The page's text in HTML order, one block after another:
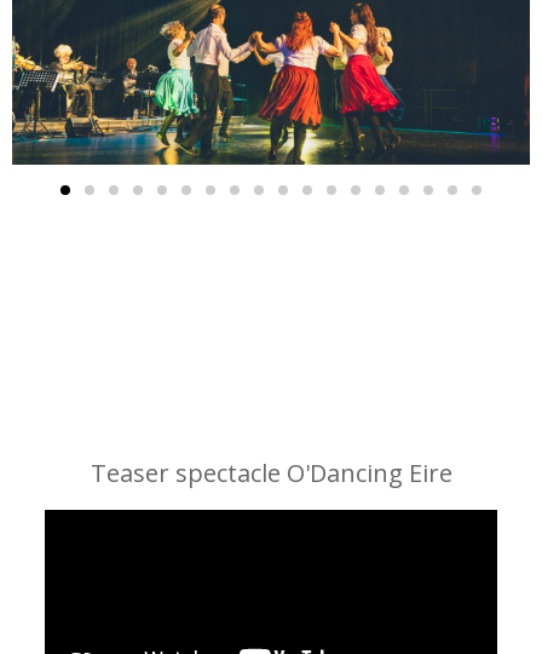
Teaser spectacle O'Dancing Eire